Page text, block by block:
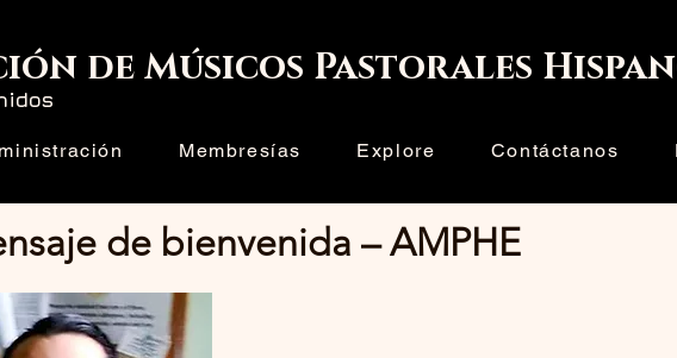
de Músicos Pastorales
Membresías Explore Contáctanos
de bienvenida – AMPHE